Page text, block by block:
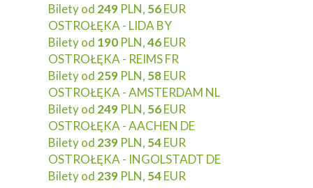
Bilety od 249 PLN, 56EUR
OSTROŁĘKA - LIDA BY
Bilety od 190 PLN,46EUR
OSTROŁĘKA - REIMS FR
Bilety od 259 PLN, 58EUR
OSTROŁĘKA - AMSTERDAM NL
Bilety od 249 PLN, 56EUR
OSTROŁĘKA - AACHEN DE
Bilety od 239 PLN, 54EUR
OSTROŁĘKA - INGOLSTADT DE
Bilety od 239 PLN, 54EUR